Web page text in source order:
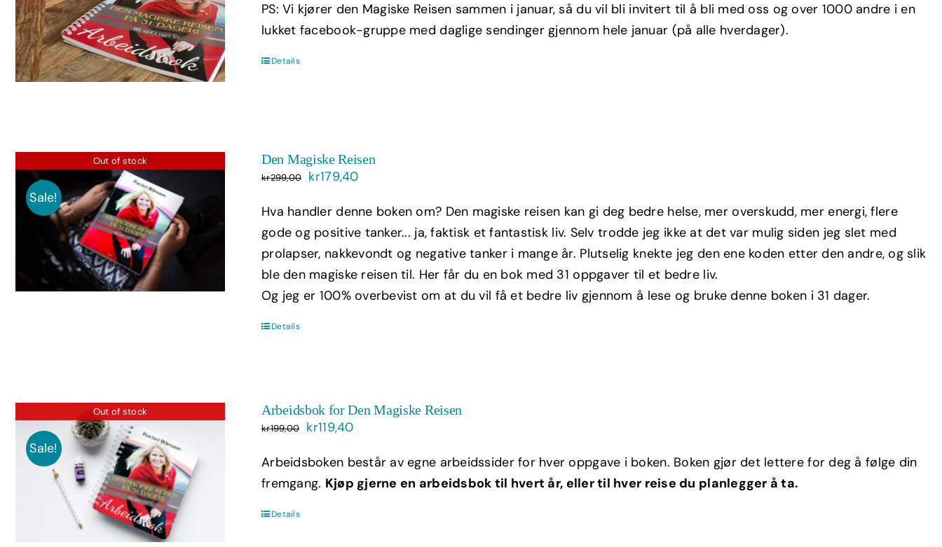
PS: Vi kjører den Magiske Reisen sammen i januar, så du vil bli invitert til å bli med oss og over 1000 andre i en
lukket facebook-gruppe med daglige sendinger gjennom hele januar (på alle hverdager).
Details
Out of stock
Sale!
Den Magiske Reisen
kr299,00
Opprinnelig
var:
kr299,00.
kr179,40Nåværende
er:
kr179,40.
Hva handler denne boken om? Den magiske reisen kan gi deg bedre helse, mer overskudd, mer energi, flere
gode og positive tanker... ja, faktisk et fantastisk liv. Selv trodde jeg ikke at det var mulig siden jeg slet med
prolapser, nakkevondt og negative tanker i mange år. Plutselig knekte jeg den ene koden etter den andre, og slik
ble den magiske reisen til. Her får du en bok med 31 oppgaver til et bedre liv.
Og jeg er 100% overbevist om at du vil få et bedre liv gjennom å lese og bruke denne boken i 31 dager.
Details
Out of stock
Sale!
Arbeidsbok for Den Magiske Reisen
kr199,00
Opprinnelig
var:
kr199,00.
kr119,40Nåværende
er:
kr119,40.
Arbeidsboken består av egne arbeidssider for hver oppgave i boken. Boken gjør det lettere for deg å følge din
fremgang. Kjøp gjerne en arbeidsbok til hvert år, eller til hver reise du planlegger å ta.
Details